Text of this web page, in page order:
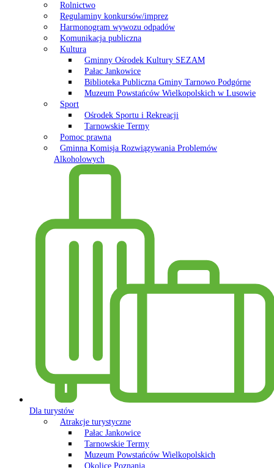
Rolnictwo
Regulaminy konkursów/imprez
Harmonogram wywozu odpadów
Komunikacja publiczna
Kultura
Gminny Ośrodek Kultury SEZAM
Pałac Jankowice
Biblioteka Publiczna Gminy Tarnowo Podgórne
Muzeum Powstańców Wielkopolskich w Lusowie
Sport
Ośrodek Sportu i Rekreacji
Tarnowskie Termy
Pomoc prawna
Gminna Komisja Rozwiązywania Problemów
Alkoholowych
Dla turystów
Atrakcje turystyczne
Pałac Jankowice
Tarnowskie Termy
Muzeum Powstańców Wielkopolskich
Okolice Poznania